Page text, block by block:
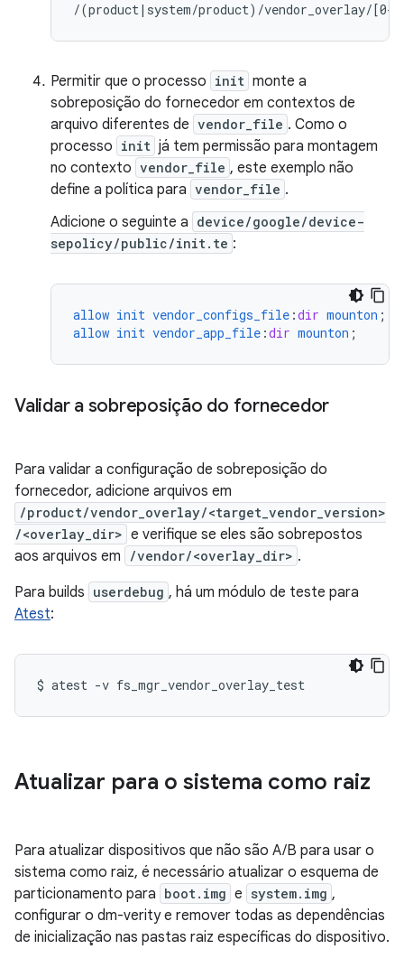
/(product|system/product)/vendor_overlay/
Permitir que o processo init monte a
sobreposição do fornecedor em contextos de
arquivo diferentes de vendor_file . Como o
processo init já tem permissão para montagem
no contexto vendor_file , este exemplo não
define a política para vendor_file .
Adicione o seguinte a device/google/device-
sepolicy/public/init.te :
allow init vendor_configs_file :dir mounton ;
allow init vendor_app_file :dir mounton ;
Validar a sobreposição do fornecedor
Para validar a configuração de sobreposição do
fornecedor, adicione arquivos em
/product/vendor_overlay/<target_vendor_version>
/<overlay_dir> e verifique se eles são sobrepostos
aos arquivos em
/vendor/<overlay_dir> .
Para builds userdebug , há um módulo de teste para
Atest:
$ atest -v fs_mgr_vendor_overlay_test
Atualizar para o sistema como raiz
Para atualizar dispositivos que não são A/B para usar o
sistema como raiz, é necessário atualizar o esquema de
particionamento para boot.img e system.img ,
configurar o dm-verity e remover todas as dependências
de inicialização nas pastas raiz específicas do dispositivo.